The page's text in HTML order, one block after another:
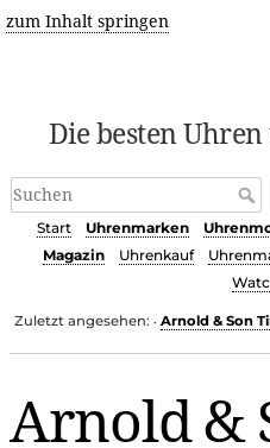
zum Inhalt springen
Die besten
Start Uhrenmarken
Magazin
Uhrenkauf
Zuletzt angesehen: • Arnold & Son
Arnold &